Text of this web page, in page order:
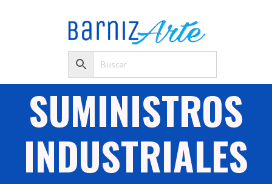
SUMINISTROS
INDUSTRIALES